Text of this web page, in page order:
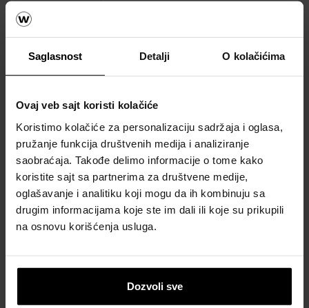
Saglasnost Detalji O kolačićima
Ovaj veb sajt koristi kolačiće
Koristimo kolačiće za personalizaciju sadržaja i oglasa,
pružanje funkcija društvenih medija i analiziranje
saobraćaja. Takođe delimo informacije o tome kako
koristite sajt sa partnerima za društvene medije,
oglašavanje i analitiku koji mogu da ih kombinuju sa
drugim informacijama koje ste im dali ili koje su prikupili
na osnovu korišćenja usluga.
Dozvoli sve
Naručite
besplatan
materijala
Naručite
besplatan
uzorak
crepa
Katalozi,
brošure i
dokumentacija